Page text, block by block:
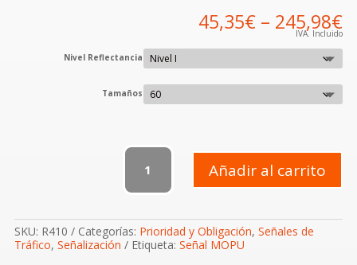
45,35€ – 245,98€
IVA. Incluido
Nivel Reflectancia
Tamaños
R-
Camino
reservado
peatones
cantidad
Añadir al carrito
SKU: R410 Categorías: Prioridad y Obligación, Señales de
Tráfico, Señalización Etiqueta: Señal MOPU